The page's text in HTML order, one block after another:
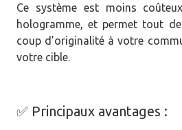
Ce système est moins
hologramme, et permet tout
coup d’originalité à votre
votre cible.
✅ Principaux avantages :